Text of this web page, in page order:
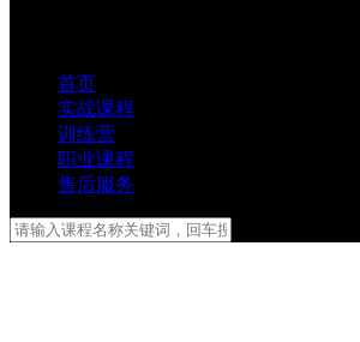
首页
实战课程
训练营
职业课程
售后服务